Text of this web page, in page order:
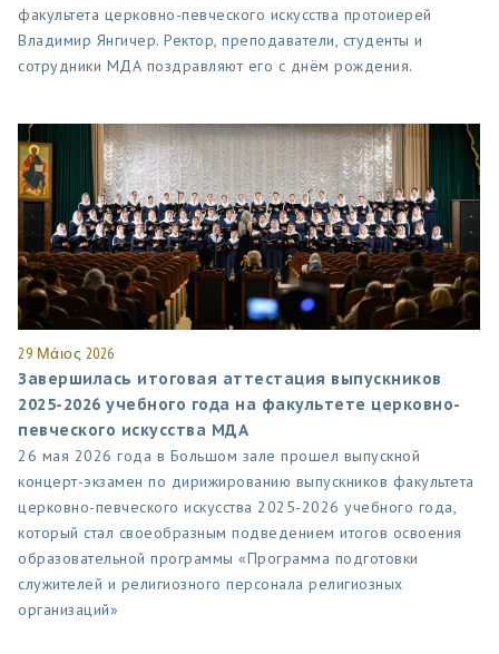
факультета церковно-певческого искусства протоиерей
Владимир Янгичер. Ректор, преподаватели, студенты и
сотрудники МДА поздравляют его с днём рождения.
29 Μάιος 2026
Завершилась итоговая аттестация выпускников
2025-2026 учебного года на факультете церковно-
певческого искусства МДА
26 мая 2026 года в Большом зале прошел выпускной
концерт-экзамен по дирижированию выпускников факультета
церковно-певческого искусства 2025-2026 учебного года,
который стал своеобразным подведением итогов освоения
образовательной программы «Программа подготовки
служителей и религиозного персонала религиозных
организаций»